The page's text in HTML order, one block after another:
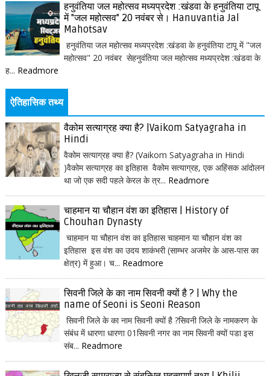
हनुवंतिया जल महोत्सव मध्यप्रदेश :खंडवा के हनुवंतिया टापू
में "जल महोत्सव" 20 नवंबर से। Hanuvantia Jal
Mahotsav
हनुवंतिया जल महोत्सव मध्यप्रदेश :खंडवा के हनुवंतिया टापू में "जल
महोत्सव" 20 नवंबर सेहनुवंतिया जल महोत्सव मध्यप्रदेश :खंडवा के
ह... Readmore
ऐतिहासिक तथ्य
वैकोम सत्याग्रह क्या है? |Vaikom Satyagraha in
Hindi
वैकोम सत्याग्रह क्या है? (Vaikom Satyagraha in Hindi
)वैकोम सत्याग्रह का इतिहास वैकोम सत्याग्रह, एक अहिंसक आंदोलन
था जो एक सदी पहले केरल के त्र... Readmore
चाहमान या चौहान वंश का इतिहास | History of
Chouhan Dynasty
चाहमान या चौहान वंश का इतिहास चाहमान या चौहान वंश का
इतिहास इस वंश का उदय शाकंभरी (साम्भर अजमेर के आस-पास का
क्षेत्र) में हुआ। च... Readmore
सिवनी जिले के का नाम सिवनी क्यों है ? | Why the
name of Seoni is Seoni Reason
सिवनी जिले के का नाम सिवनी क्यों है ?सिवनी जिले के नामकरण के
संबंध में धारणा धारणा 01सिवनी नगर का नाम सिवनी क्यों पडा इस
संब... Readmore